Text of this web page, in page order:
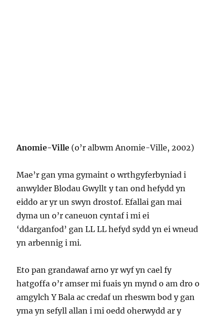
Anomie-Ville (o’r albwm Anomie-Ville, 2002)
Mae’r gan yma gymaint o wrthgyferbyniad i
anwylder Blodau Gwyllt y tan ond hefydd yn
eiddo ar yr un swyn drostof. Efallai gan mai
dyma un o’r caneuon cyntaf i mi ei
‘ddarganfod’ gan LL LL hefyd sydd yn ei wneud
yn arbennig i mi.
Eto pan grandawaf arno yr wyf yn cael fy
hatgoffa o’r amser mi fuais yn mynd o am dro o
amgylch Y Bala ac credaf un rheswm bod y gan
yma yn sefyll allan i mi oedd oherwydd ar y